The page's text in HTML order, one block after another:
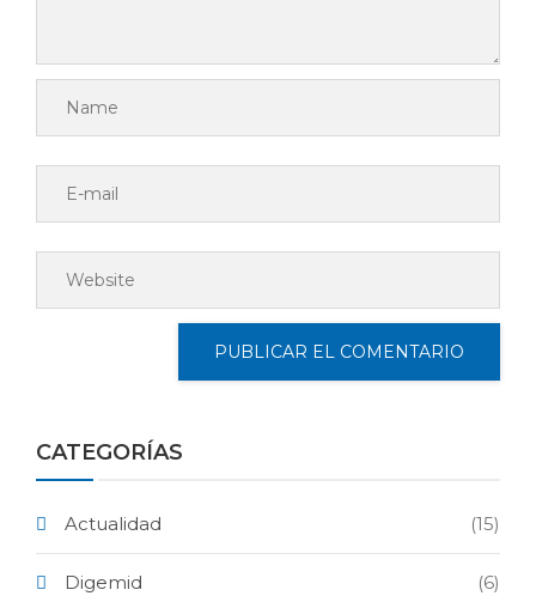
CATEGORÍAS
Actualidad (15)
Digemid (6)